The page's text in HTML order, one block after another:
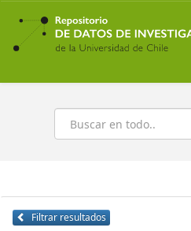
Ir
contenido
principal
Buscar
Filtrar resultados